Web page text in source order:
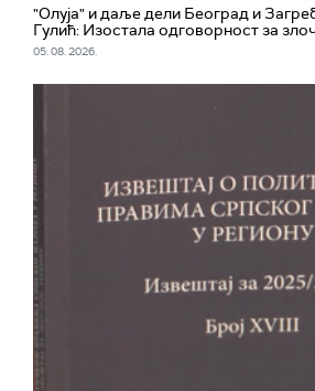
"Олуја" и даље дели Београд и
Гулић: Изостала одговорност за
05. 08. 2026.